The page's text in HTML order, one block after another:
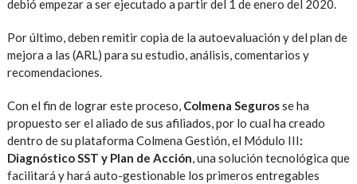
debió empezar a ser ejecutado a partir del 1 de enero del 2020.
Por último, deben remitir copia de la autoevaluación y del plan de
mejora a las (ARL) para su estudio, análisis, comentarios y
recomendaciones.
Con el fin de lograr este proceso, Colmena Segurosse ha
propuesto ser el aliado de sus afiliados, por lo cual ha creado
dentro de su plataforma Colmena Gestión, el Módulo III:
Diagnóstico SST y Plan de Acción, una solución tecnológica que
facilitará y hará auto-gestionable los primeros entregables